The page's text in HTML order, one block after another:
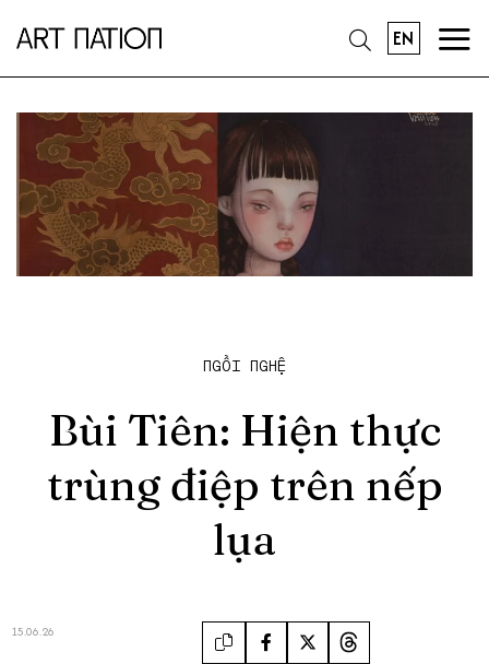
EN
NGỒI NGHỆ
Bùi Tiên: Hiện thực
trùng điệp trên nếp
lụa
15.06.26